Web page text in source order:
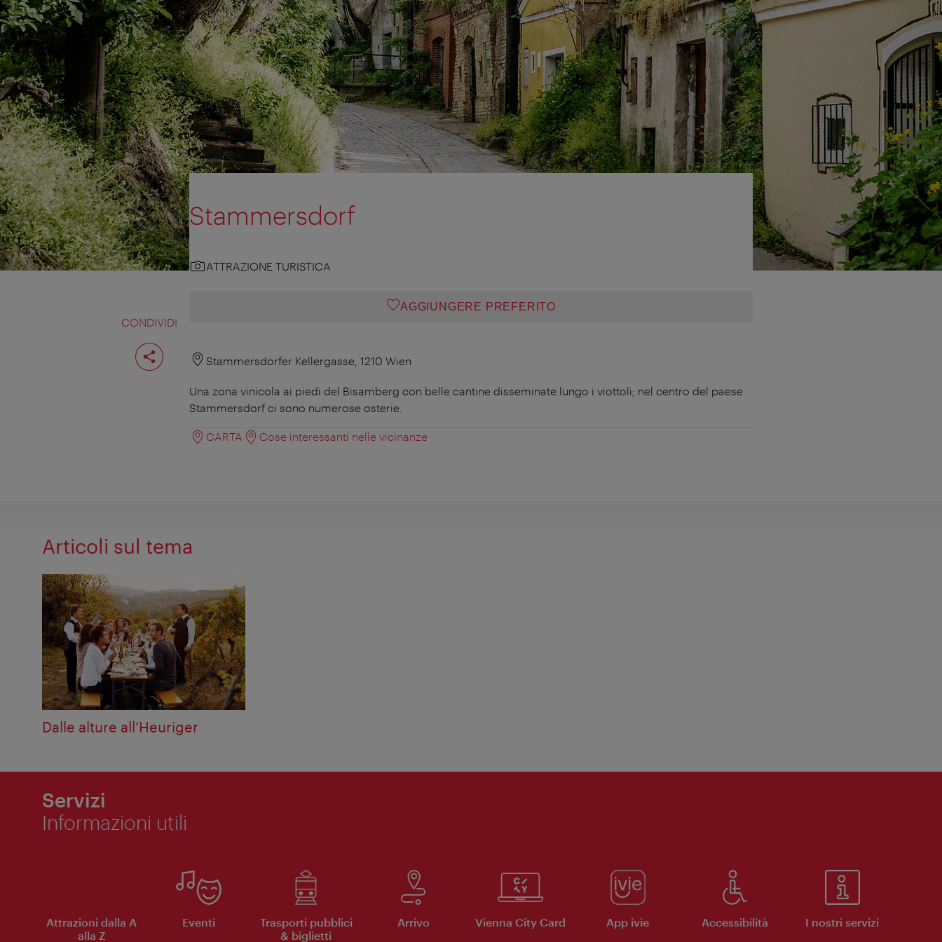
CONDIVIDI
Condividi
pagina
Stammersdorf
ATTRAZIONE TURISTICA
AGGIUNGERE PREFERITO
Stammersdorfer Kellergasse, 1210 Wien
Una zona vinicola ai piedi del Bisamberg con belle cantine disseminate lungo i viottoli; nel centro del paese
Stammersdorf ci sono numerose osterie.
CARTA Cose interessanti nelle vicinanze
Articoli sul tema
Dalle alture all’Heuriger
Servizi
Informazioni utili
Attrazioni dalla A
alla Z
Eventi
Trasporti pubblici
& biglietti
Arrivo Vienna City Card App ivie Accessibilità I nostri servizi